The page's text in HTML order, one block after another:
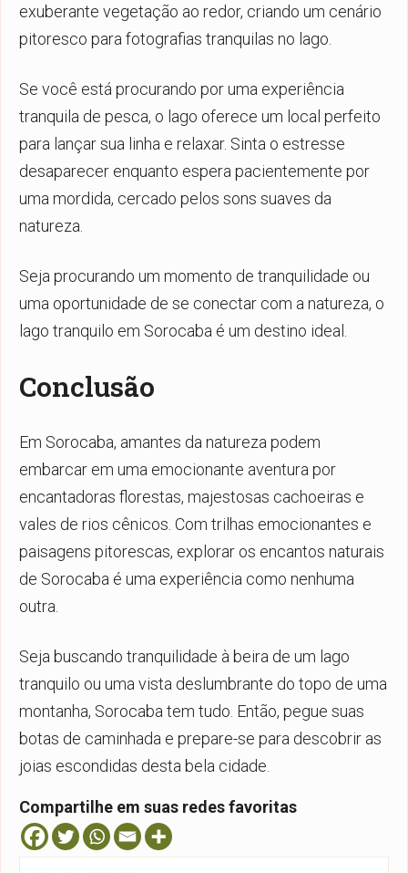
exuberante vegetação ao redor, criando um cenário
pitoresco para fotografias tranquilas no lago.
Se você está procurando por uma experiência
tranquila de pesca, o lago oferece um local perfeito
para lançar sua linha e relaxar. Sinta o estresse
desaparecer enquanto espera pacientemente por
uma mordida, cercado pelos sons suaves da
natureza.
Seja procurando um momento de tranquilidade ou
uma oportunidade de se conectar com a natureza, o
lago tranquilo em Sorocaba é um destino ideal.
Conclusão
Em Sorocaba, amantes da natureza podem
embarcar em uma emocionante aventura por
encantadoras florestas, majestosas cachoeiras e
vales de rios cênicos. Com trilhas emocionantes e
paisagens pitorescas, explorar os encantos naturais
de Sorocaba é uma experiência como nenhuma
outra.
Seja buscando tranquilidade à beira de um lago
tranquilo ou uma vista deslumbrante do topo de uma
montanha, Sorocaba tem tudo. Então, pegue suas
botas de caminhada e prepare-se para descobrir as
joias escondidas desta bela cidade.
Compartilhe em suas redes favoritas